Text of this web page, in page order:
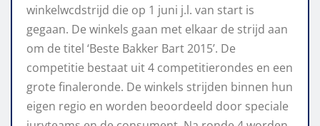
winkelwcdstrijd die op 1 juni j.l. van start is
gegaan. De winkels gaan met elkaar de strijd aan
om de titel ‘Beste Bakker Bart 2015’. De
competitie bestaat uit 4 competitierondes en een
grote finaleronde. De winkels strijden binnen hun
eigen regio en worden beoordeeld door speciale